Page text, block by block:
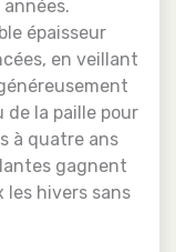
épaisseur
en veillant
de la paille pour
à quatre ans
gagnent
hivers sans